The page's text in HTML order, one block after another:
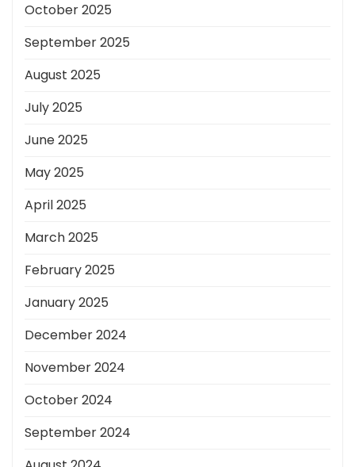
October 2025
September 2025
August 2025
July 2025
June 2025
May 2025
April 2025
March 2025
February 2025
January 2025
December 2024
November 2024
October 2024
September 2024